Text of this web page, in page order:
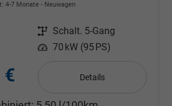
4-7 Monate Neuwagen
Getriebe Schalt. 5-Gang
Leistung 70 kW (95 PS)
€ Details